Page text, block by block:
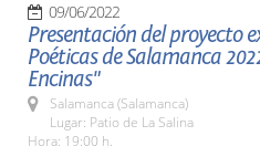
09/06/2022
Presentación del proyecto
Poéticas de Salamanca
Encinas"
Salamanca (Salamanca)
Lugar: Patio de La Salina
Hora: 19:00 h.